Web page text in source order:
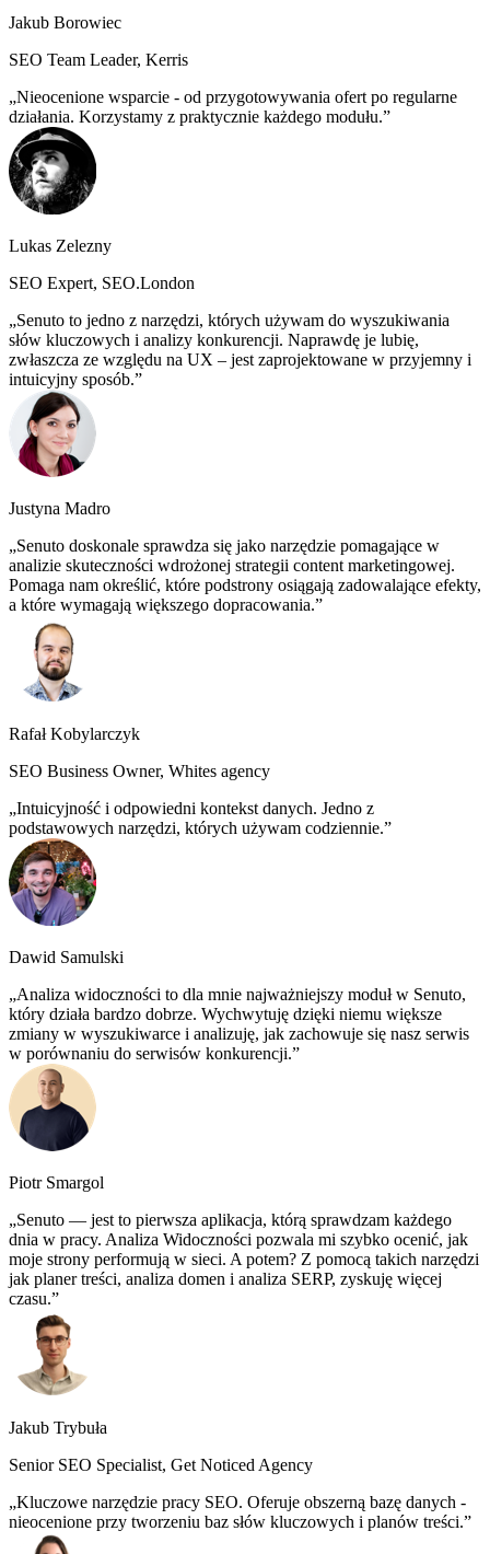
Jakub Borowiec
SEO Team Leader, Kerris
Nieocenione wsparcie - od przygotowywania ofert po regularne
działania. Korzystamy z praktycznie każdego modułu.
Lukas Zelezny
SEO Expert, SEO.London
Senuto to jedno z narzędzi, których używam do wyszukiwania
słów kluczowych i analizy konkurencji. Naprawdę je lubię,
zwłaszcza ze względu na UX – jest zaprojektowane w przyjemny i
intuicyjny sposób.
Justyna Madro
Senuto doskonale sprawdza się jako narzędzie pomagające w
analizie skuteczności wdrożonej strategii content marketingowej.
Pomaga nam określić, które podstrony osiągają zadowalające efekty,
a które wymagają większego dopracowania.
Rafał Kobylarczyk
SEO Business Owner, Whites agency
Intuicyjność i odpowiedni kontekst danych. Jedno z
podstawowych narzędzi, których używam codziennie.
Dawid Samulski
Analiza widoczności to dla mnie najważniejszy moduł w Senuto,
który działa bardzo dobrze. Wychwytuję dzięki niemu większe
zmiany w wyszukiwarce i analizuję, jak zachowuje się nasz serwis
w porównaniu do serwisów konkurencji.
Piotr Smargol
Senuto — jest to pierwsza aplikacja, którą sprawdzam każdego
dnia w pracy. Analiza Widoczności pozwala mi szybko ocenić, jak
moje strony performują w sieci. A potem? Z pomocą takich narzędzi
jak planer treści, analiza domen i analiza SERP, zyskuję więcej
czasu.
Jakub Trybuła
Senior SEO Specialist, Get Noticed Agency
Kluczowe narzędzie pracy SEO. Oferuje obszerną bazę danych -
nieocenione przy tworzeniu baz słów kluczowych i planów treści.